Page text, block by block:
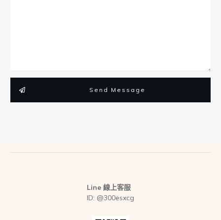
Send Message
Line 線上客服
ID: @300esxcg